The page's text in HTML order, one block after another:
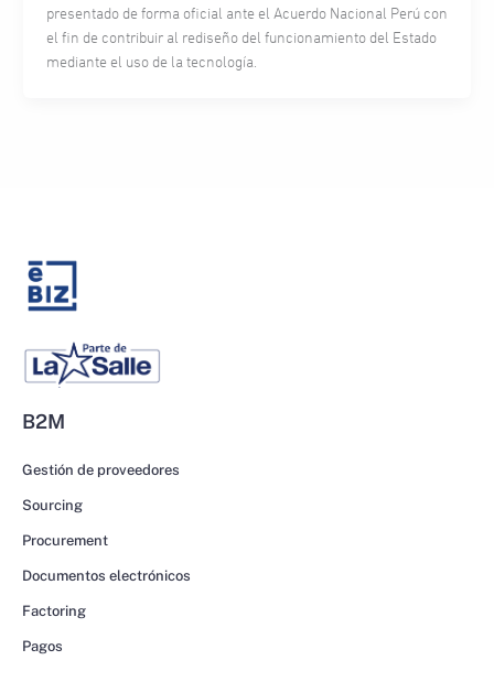
presentado de forma oficial ante el Acuerdo Nacional Perú con
el fin de contribuir al rediseño del funcionamiento del Estado
mediante el uso de la tecnología.
B2M
Gestión de proveedores
Sourcing
Procurement
Documentos electrónicos
Factoring
Pagos